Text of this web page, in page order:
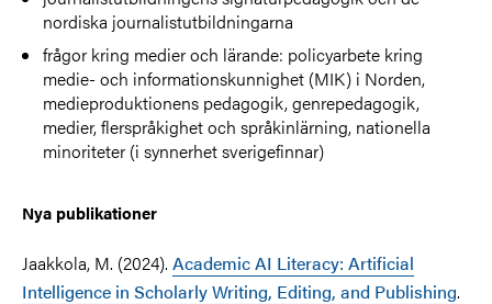
nordiska journalistutbildningarna
frågor kring medier och lärande: policyarbete kring
medie- och informationskunnighet (MIK) i Norden,
medieproduktionens pedagogik, genrepedagogik,
medier, flerspråkighet och språkinlärning, nationella
minoriteter (i synnerhet sverigefinnar)
Nya publikationer
Jaakkola, M. (2024). Academic AI Literacy: Artificial
Intelligence in Scholarly Writing, Editing, and Publishing.